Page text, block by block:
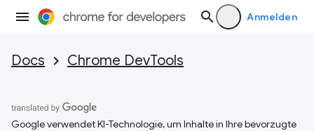
Anmelden
Docs Chrome DevTools
Google verwendet KI-Technologie, um Inhalte in Ihre bevorzugte